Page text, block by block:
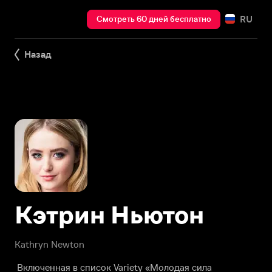
Смотреть 60 дней бесплатно RU
Назад
Kathryn Newton
Кэтрин Ньютон
Включенная в список Variety «Молодая сила